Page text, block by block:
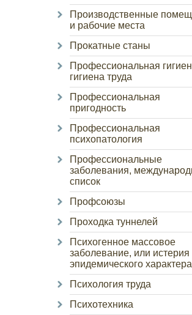
Производственные
и рабочие места
Прокатные станы
Профессиональная
гигиена труда
Профессиональная
пригодность
Профессиональная
психопатология
Профессиональные
заболевания,
список
Профсоюзы
Проходка туннелей
Психогенное массовое
заболевание, или истерия
эпидемического характера
Психология труда
Психотехника